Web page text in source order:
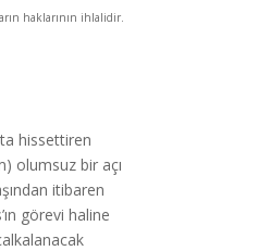
haklarının ihlalidir.
hissettiren
olumsuz bir açı
itibaren
görevi haline